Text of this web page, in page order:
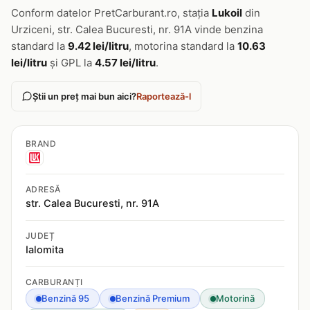
Conform datelor PretCarburant.ro, stația Lukoil din
Urziceni, str. Calea Bucuresti, nr. 91A vinde benzina
standard la 9.42 lei/litru, motorina standard la 10.63
lei/litru și GPL la 4.57 lei/litru.
Știi un preț mai bun aici?Raportează-l
BRAND
ADRESĂ
str. Calea Bucuresti, nr. 91A
JUDEȚ
Ialomita
CARBURANȚI
Benzină 95 Benzină Premium Motorină